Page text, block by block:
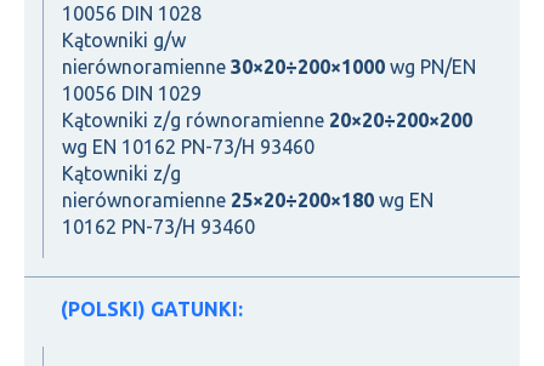
10056 DIN 1028
Kątowniki g/w
nierównoramienne 30×20÷200×1000 wg PN/EN
10056 DIN 1029
Kątowniki z/g równoramienne 20×20÷200×200
wg EN 10162 PN-73/H 93460
Kątowniki z/g
nierównoramienne 25×20÷200×180 wg EN
10162 PN-73/H 93460
(POLSKI) GATUNKI: